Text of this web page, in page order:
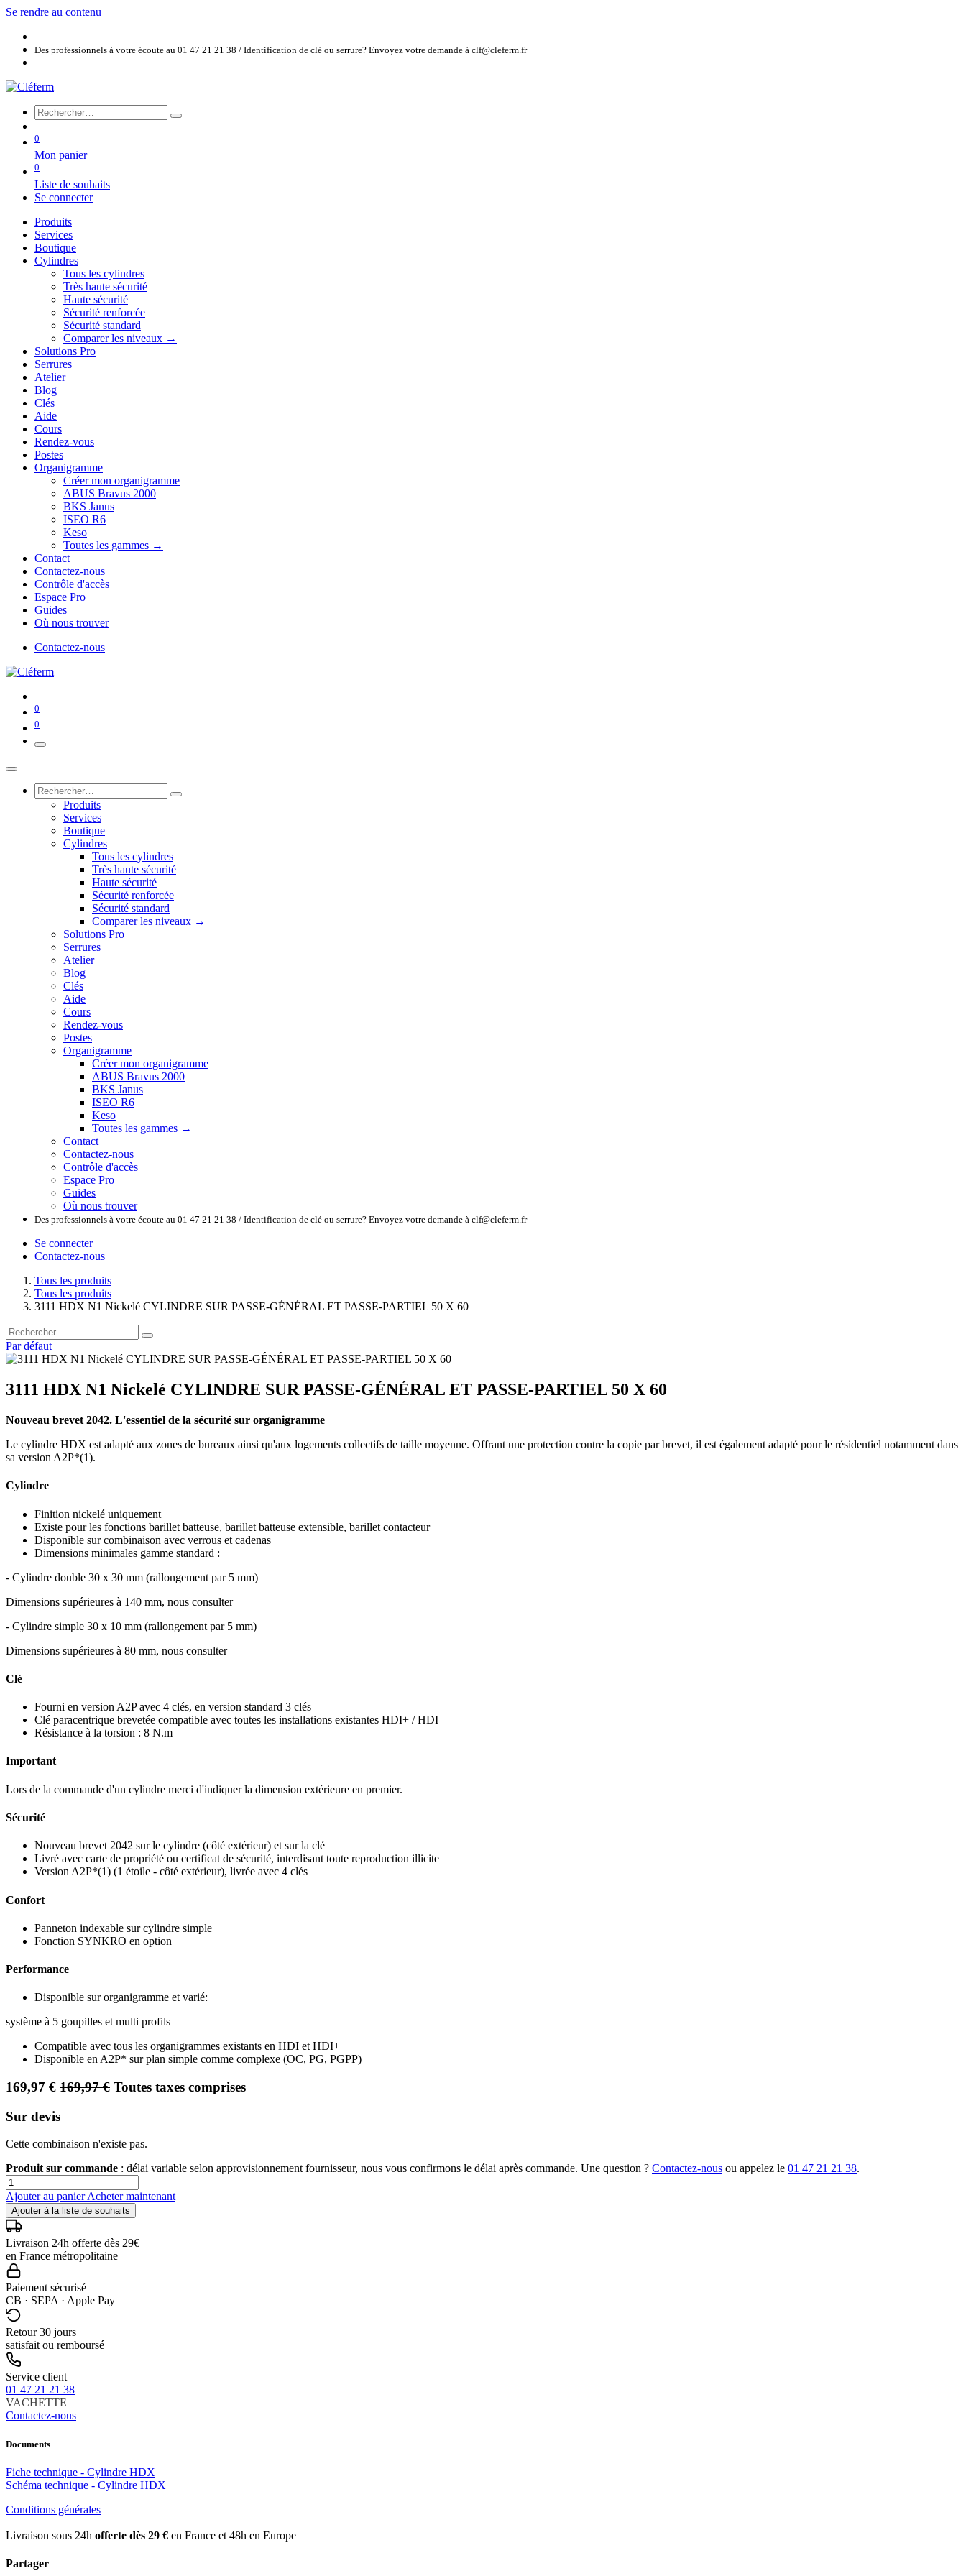
Se rendre au contenu
Des professionnels à votre écoute au 01 47 21 21 38 / Identification de clé ou serrure? Envoyez votre demande à clf@cleferm.fr
0
Mon panier
0
Liste de souhaits
Se connecter
Produits
Services
Boutique
Cylindres
Tous les cylindres
Très haute sécurité
Haute sécurité
Sécurité renforcée
Sécurité standard
Comparer les niveaux →
Solutions Pro
Serrures
Atelier
Blog
Clés
Aide
Cours
Rendez-vous
Postes
Organigramme
Créer mon organigramme
ABUS Bravus 2000
BKS Janus
ISEO R6
Keso
Toutes les gammes →
Contact
Contactez-nous
Contrôle d'accès
Espace Pro
Guides
Où nous trouver
Contactez-nous
0
0
Produits
Services
Boutique
Cylindres
Tous les cylindres
Très haute sécurité
Haute sécurité
Sécurité renforcée
Sécurité standard
Comparer les niveaux →
Solutions Pro
Serrures
Atelier
Blog
Clés
Aide
Cours
Rendez-vous
Postes
Organigramme
Créer mon organigramme
ABUS Bravus 2000
BKS Janus
ISEO R6
Keso
Toutes les gammes →
Contact
Contactez-nous
Contrôle d'accès
Espace Pro
Guides
Où nous trouver
Des professionnels à votre écoute au 01 47 21 21 38 / Identification de clé ou serrure? Envoyez votre demande à clf@cleferm.fr
Se connecter
Contactez-nous
Tous les produits
Tous les produits
3111 HDX N1 Nickelé CYLINDRE SUR PASSE-GÉNÉRAL ET PASSE-PARTIEL 50 X 60
Par défaut
3111 HDX N1 Nickelé CYLINDRE SUR PASSE-GÉNÉRAL ET PASSE-PARTIEL 50 X 60
Nouveau brevet 2042. L'essentiel de la sécurité sur organigramme
Le cylindre HDX est adapté aux zones de bureaux ainsi qu'aux logements collectifs de taille moyenne. Offrant une protection contre la copie par brevet, il est également adapté pour le résidentiel notamment dans
sa version A2P*(1).
Cylindre
Finition nickelé uniquement
Existe pour les fonctions barillet batteuse, barillet batteuse extensible, barillet contacteur
Disponible sur combinaison avec verrous et cadenas
Dimensions minimales gamme standard :
- Cylindre double 30 x 30 mm (rallongement par 5 mm)
Dimensions supérieures à 140 mm, nous consulter
- Cylindre simple 30 x 10 mm (rallongement par 5 mm)
Dimensions supérieures à 80 mm, nous consulter
Clé
Fourni en version A2P avec 4 clés, en version standard 3 clés
Clé paracentrique brevetée compatible avec toutes les installations existantes HDI+ / HDI
Résistance à la torsion : 8 N.m
Important
Lors de la commande d'un cylindre merci d'indiquer la dimension extérieure en premier.
Sécurité
Nouveau brevet 2042 sur le cylindre (côté extérieur) et sur la clé
Livré avec carte de propriété ou certificat de sécurité, interdisant toute reproduction illicite
Version A2P*(1) (1 étoile - côté extérieur), livrée avec 4 clés
Confort
Panneton indexable sur cylindre simple
Fonction SYNKRO en option
Performance
Disponible sur organigramme et varié:
système à 5 goupilles et multi profils
Compatible avec tous les organigrammes existants en HDI et HDI+
Disponible en A2P* sur plan simple comme complexe (OC, PG, PGPP)
169,97 € 169,97€ Toutes taxes comprises
Sur devis
Cette combinaison n'existe pas.
Produit sur commande : délai variable selon approvisionnement fournisseur, nous vous confirmons le délai après commande. Une question ? Contactez-nous ou appelez le 01 47 21 21 38.
Ajouter au panierAcheter maintenant
Ajouter à la liste de souhaits
Livraison 24h offerte dès 29€
en France métropolitaine
Paiement sécurisé
CB · SEPA · Apple Pay
Retour 30 jours
satisfait ou remboursé
Service client
01 47 21 21 38
VACHETTE
Contactez-nous
Documents
Fiche technique - Cylindre HDX
Schéma technique - Cylindre HDX
Conditions générales
Livraison sous 24h offerte dès 29 € en France et 48h en Europe
Partager